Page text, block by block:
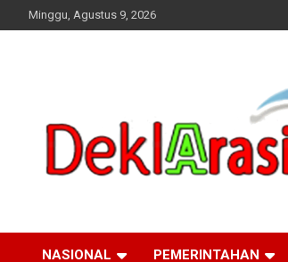
to
Minggu, Agustus 9, 2026
NASIONAL PEMERINTAHAN